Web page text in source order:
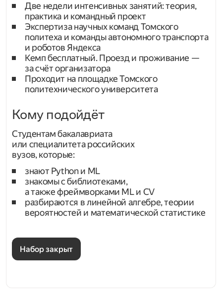
Две недели интенсивных занятий: теория,
практика и командный проект
Экспертиза научных команд Томского
политеха и команды автономного транспорта
и роботов Яндекса
Кемп бесплатный. Проезд и проживание —
за счёт организатора
Проходит на площадке Томского
политехнического университета
Кому подойдёт
Студентам бакалавриата
или специалитета российских
вузов, которые:
знают Python и ML
знакомы с библиотеками,
а также фреймворками ML и CV
разбираются в линейной алгебре, теории
вероятностей и математической статистике
Набор закрыт